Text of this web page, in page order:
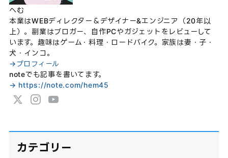
へむ
本業はWEBディレクター＆デザイナー&エンジニア（20年以
上）。副業はブロガー、自作PCやガジェットをレビューして
います。趣味はゲーム・料理・ロードバイク。家族は妻・子・
犬・インコ。
→プロフィール
noteでも記事を書いてます。
→ https://note.com/hem45
カテゴリー